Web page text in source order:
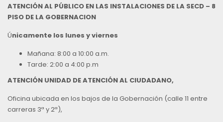
ATENCIÓN AL PÚBLICO EN LAS INSTALACIONES DE LA SECD – 8
PISO DE LA GOBERNACION
Únicamente los lunes y viernes
Mañana: 8:00 a 10:00 a.m.
Tarde: 2:00 a 4:00 p.m
ATENCIÓN UNIDAD DE ATENCIÓN AL CIUDADANO,
Oficina ubicada en los bajos de la Gobernación (calle 11 entre
carreras 3ª y 2ª),